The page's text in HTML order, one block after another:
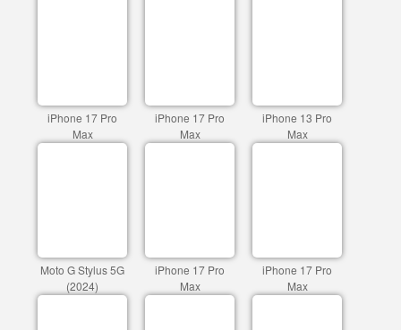
iPhone 17 Pro
Max
iPhone 17 Pro
Max
iPhone 13 Pro
Max
Moto G Stylus 5G
(2024)
iPhone 17 Pro
Max
iPhone 17 Pro
Max